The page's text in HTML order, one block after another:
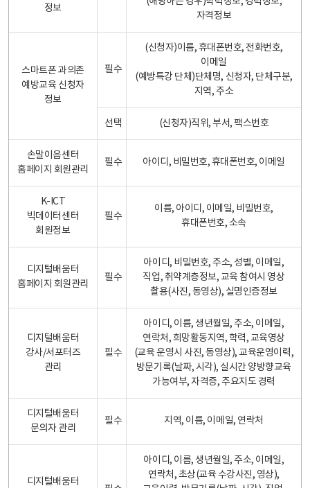
정보
자격정보
스마트폰 과의존
예방교육 신청자
정보
필수
(신청자)이름, 휴대폰번호, 전화번호,
이메일
(예방특강 단체)단체명, 신청자, 단체구분,
지역, 주소
선택 (신청자)직위, 부서, 팩스번호
손말이음센터
홈페이지 회원관리
필수 아이디, 비밀번호, 휴대폰번호, 이메일
K-ICT
빅데이터센터
회원정보
필수
이름, 아이디, 이메일, 비밀번호,
휴대폰번호, 소속
디지털배움터
홈페이지 회원관리
필수
아이디, 비밀번호, 주소, 성별, 이메일,
직업, 취약계층정보, 교육 참여시 영상
촬용(사진, 동영상), 실명인증정보
디지털배움터
강사/서포터즈
관리
필수
아이디, 이름, 생년월일, 주소, 이메일,
연락처, 희망활동지역, 학력, 교육영상
(교육 운영시 사진, 동영상), 교육운영이력,
방문기록(날짜, 시각), 실시간 양방향교육
가능여부, 자격증, 주요지도 경력
디지털배움터
문의자 관리
필수 지역, 이름, 이메일, 연락처
디지털배움터
아이디, 이름, 생년월일, 주소, 이메일,
연락처, 초상(교육 수강사진, 영상),